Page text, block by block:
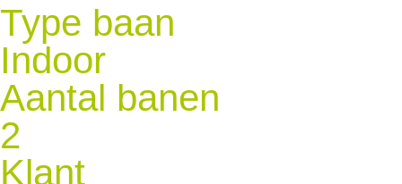
Type baan
Indoor
Aantal banen
2
Klant